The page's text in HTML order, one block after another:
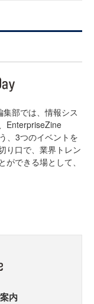
部では、情報シス
EnterpriseZine
、3つのイベントを
り口で、業界トレン
できる場として、
内